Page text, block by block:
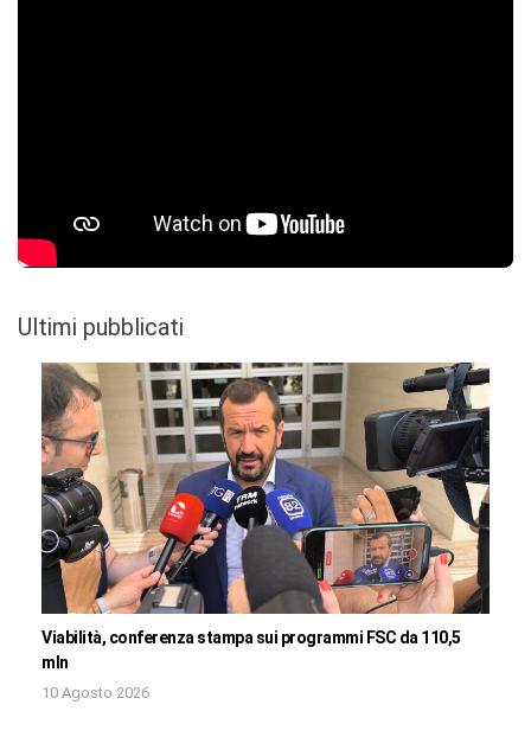
Ultimi pubblicati
Viabilità, conferenza stampa sui programmi FSC da 110,5
mln
10 Agosto 2026